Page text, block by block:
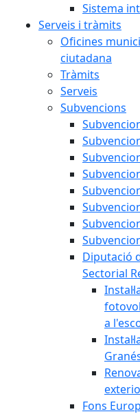
Sistema
Serveis i tràmits
Oficines
ciutadana
Tràmits
Serveis
Subvencions
Diputació
Sectorial
a
Fons